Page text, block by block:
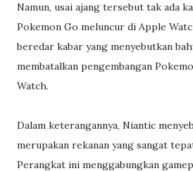
Namun, usai ajang tersebut tak ada
Pokemon Go meluncur di Apple
beredar kabar yang menyebutkan
membatalkan pengembangan
Watch.
Dalam keterangannya, Niantic
merupakan rekanan yang sangat
Perangkat ini menggabungkan